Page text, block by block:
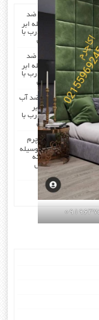
مرغوب ترین چرم ضد
و چارچوب بوسیله ابر
انجام میشود که درب با
مرغوب ترین چرم ضد
و چارچوب بوسیله ابر
انجام میشود که درب با
مرغوب ترین چرم ضد آب
چارچوب بوسیله ابر
انجام میشود که درب با
با مرغوب ترین چرم
درب و چارچوب بوسیله
محل انجام میشود که
درب با چارچوب فیکس میشود۰۹۱۹۶۳۷۵۸۰۰-۰۹۳۰۷۸۰۱۷۸۸مهندس
-درب عایق-صوتی ضد-صدا ۰۹۱۹۶۳۷۵۸۰۰